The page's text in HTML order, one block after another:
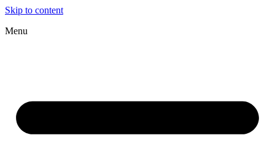
Skip to content
Menu